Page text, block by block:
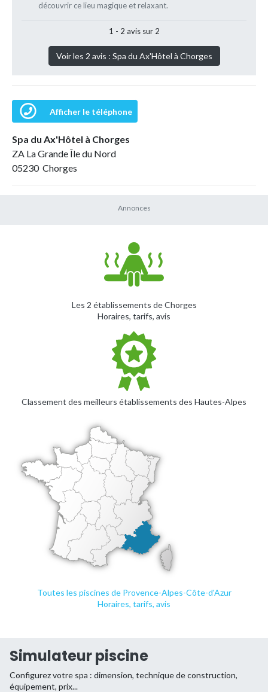
découvrir ce lieu magique et relaxant.
1 - 2 avis sur 2
Voir les 2 avis : Spa du Ax'Hôtel à Chorges
Afficher le téléphone
Spa du Ax'Hôtel à Chorges
ZA La Grande Île du Nord
05230 Chorges
Les 2 établissements de Chorges
Horaires, tarifs, avis
Classement des meilleurs établissements des Hautes-Alpes
Toutes les piscines de Provence-Alpes-Côte-d'Azur
Horaires, tarifs, avis
Simulateur piscine
Configurez votre spa : dimension, technique de construction,
équipement, prix...